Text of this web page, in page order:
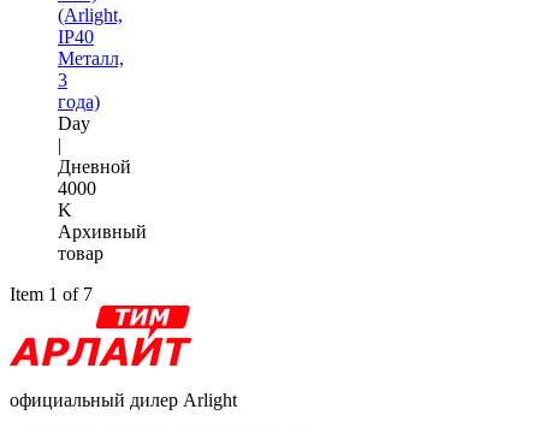
(Arlight,
IP40
Металл,
3
года)
Day
|
Дневной
4000
K
Архивный
товар
Item 1 of 7
официальный дилер Arlight